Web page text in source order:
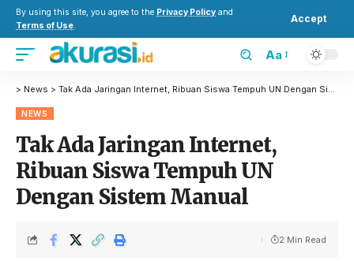
By using this site, you agree to the Privacy Policy and
Terms of Use.
Accept
Aa
> News > Tak Ada Jaringan Internet, Ribuan Siswa Tempuh UN Dengan Sistem Manual
NEWS
Tak Ada Jaringan Internet,
Ribuan Siswa Tempuh UN
Dengan Sistem Manual
2 Min Read